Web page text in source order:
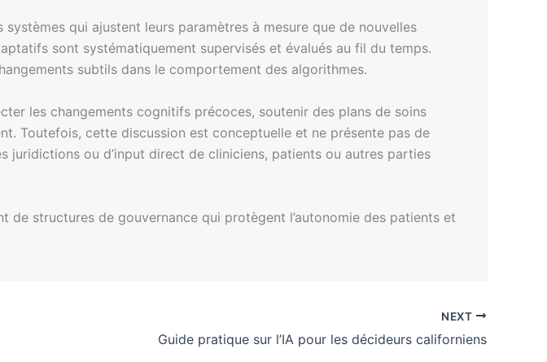
qui ajustent leurs paramètres à mesure que de nouvelles
sont systématiquement supervisés et évalués au fil du temps.
subtils dans le comportement des algorithmes.
les changements cognitifs précoces, soutenir des plans de soins
Toutefois, cette discussion est conceptuelle et ne présente pas de
juridictions ou d’input direct de cliniciens, patients ou autres parties
de structures de gouvernance qui protègent l’autonomie des patients et
NEXT
Guide pratique sur l’IA pour les décideurs californiens